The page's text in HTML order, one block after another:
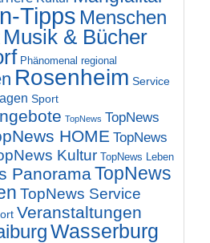
Tipps Menschen
Musik & Bücher
Phänomenal regional
Rosenheim Service
Sport
TopNews TopNews
HOME TopNews
Kultur TopNews Leben
PanoramaTopNews
TopNews Service
Veranstaltungen
Wasserburg